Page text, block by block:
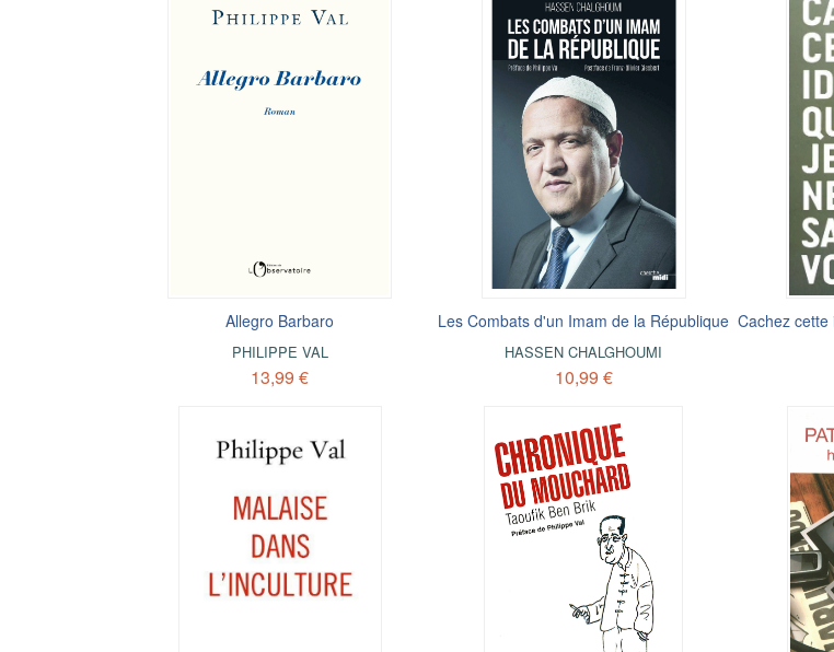
Allegro Barbaro
PHILIPPE VAL
13,99 €
Les Combats d'un Imam de la République
HASSEN CHALGHOUMI
10,99 €
Cachez